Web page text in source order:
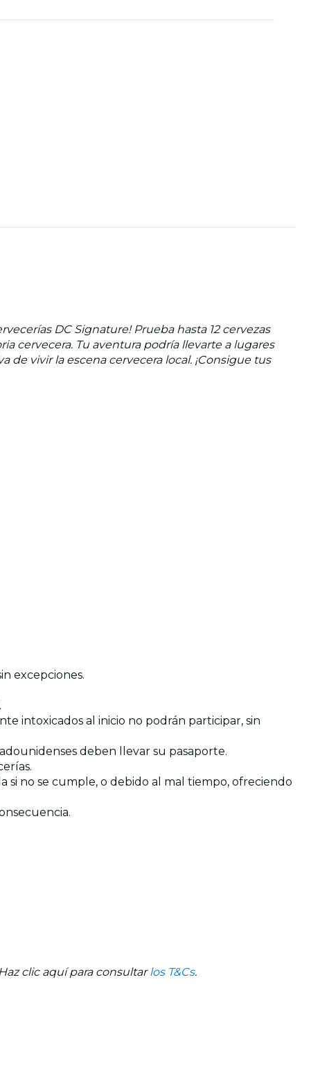
DC Signature! Prueba hasta 12 cervezas
cervecera. Tu aventura podría llevarte a lugares
vivir la escena cervecera local. ¡Consigue tus
excepciones.
intoxicados al inicio no podrán participar, sin
deben llevar su pasaporte.
no se cumple, o debido al mal tiempo, ofreciendo
clic aquí para consultarlos T&Cs.